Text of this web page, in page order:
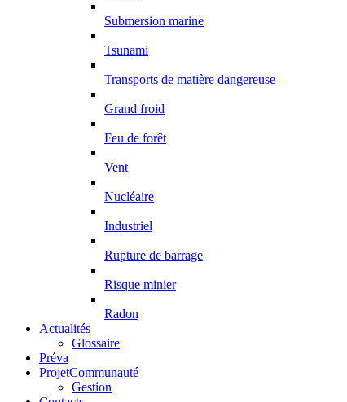
Submersion marine
Tsunami
Transports de matière dangereuse
Grand froid
Feu de forêt
Vent
Nucléaire
Industriel
Rupture de barrage
Risque minier
Radon
Actualités
Glossaire
Préva
ProjetCommunauté
Gestion